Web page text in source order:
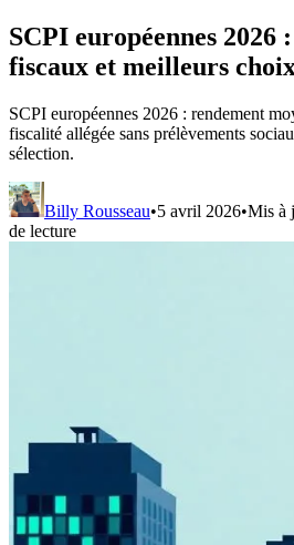
SCPI européennes 2026
fiscaux et meilleurs
SCPI européennes 2026 : rendement
fiscalité allégée sans prélèvements
sélection.
Billy Rousseau•5 avril 2026•Mis à
de lecture